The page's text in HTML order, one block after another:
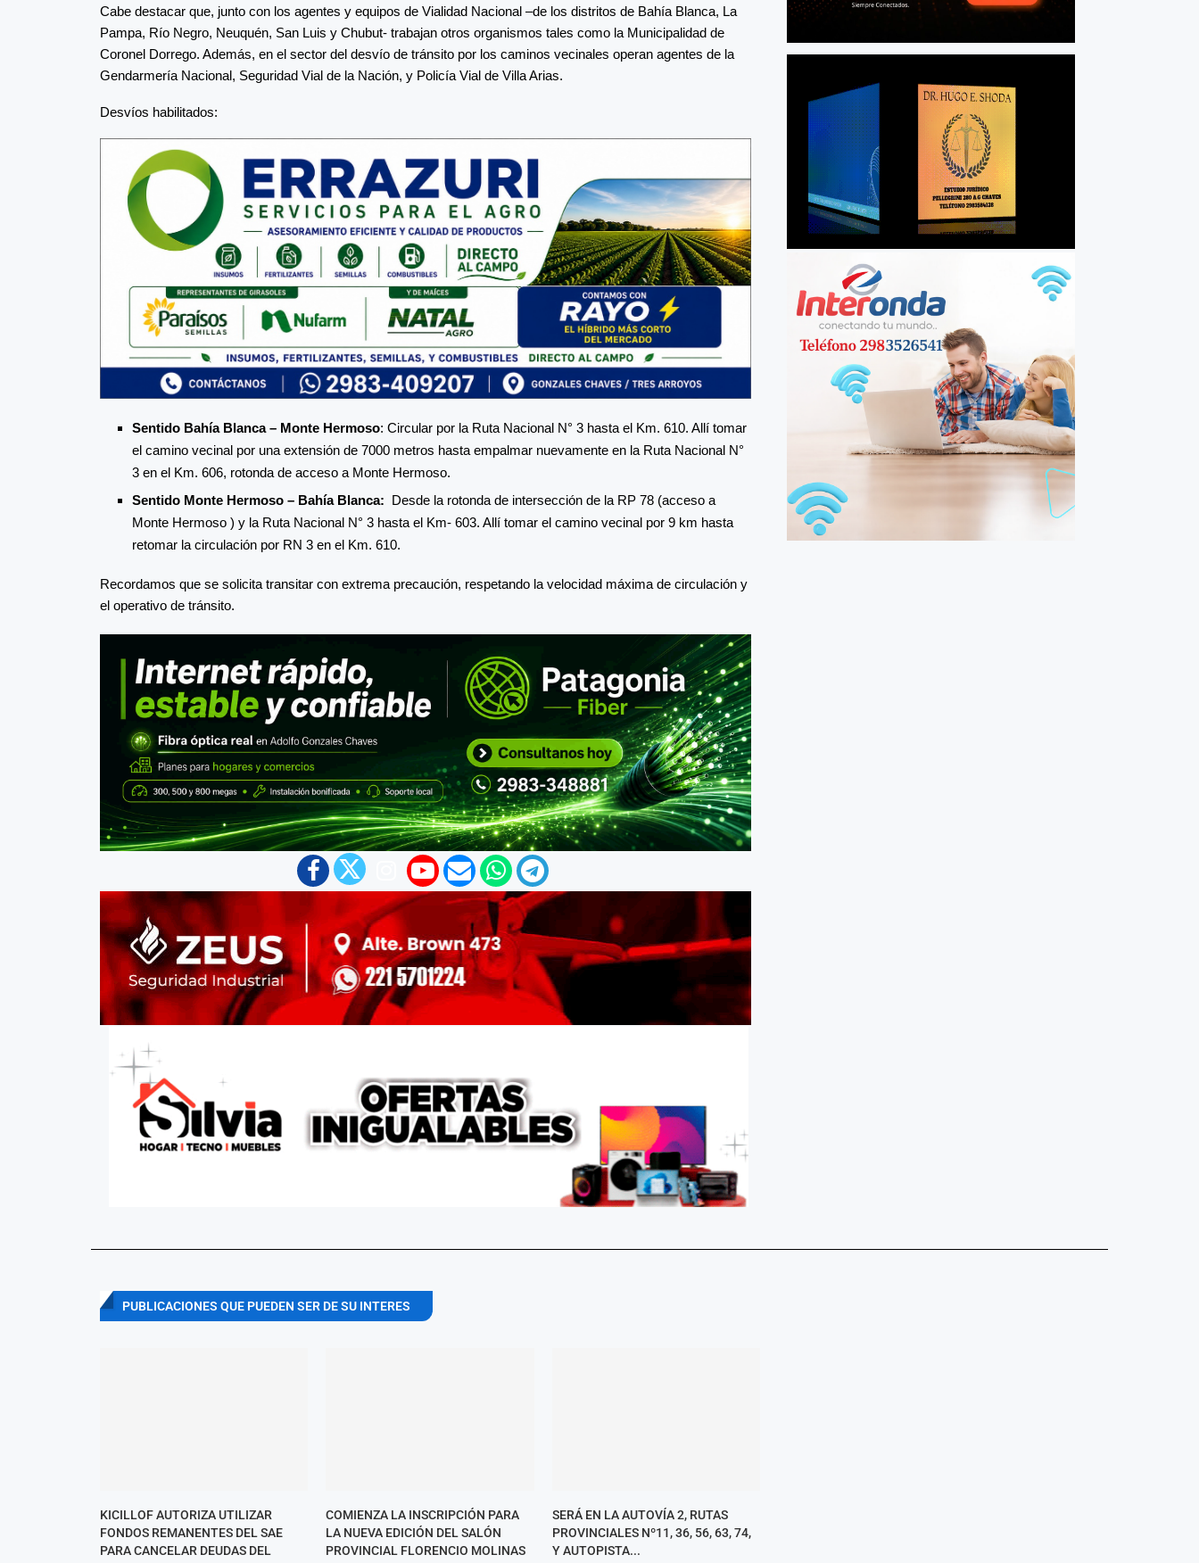
Cabe destacar que, junto con los agentes y equipos de Vialidad Nacional –de los distritos de Bahía Blanca, La
Pampa, Río Negro, Neuquén, San Luis y Chubut- trabajan otros organismos tales como la Municipalidad de
Coronel Dorrego. Además, en el sector del desvío de tránsito por los caminos vecinales operan agentes de la
Gendarmería Nacional, Seguridad Vial de la Nación, y Policía Vial de Villa Arias.
Desvíos habilitados:
Sentido Bahía Blanca – Monte Hermoso: Circular por la Ruta Nacional N° 3 hasta el Km. 610. Allí tomar
el camino vecinal por una extensión de 7000 metros hasta empalmar nuevamente en la Ruta Nacional N°
3 en el Km. 606, rotonda de acceso a Monte Hermoso.
Sentido Monte Hermoso – Bahía Blanca: Desde la rotonda de intersección de la RP 78 (acceso a
Monte Hermoso ) y la Ruta Nacional N° 3 hasta el Km- 603. Allí tomar el camino vecinal por 9 km hasta
retomar la circulación por RN 3 en el Km. 610.
Recordamos que se solicita transitar con extrema precaución, respetando la velocidad máxima de circulación y
el operativo de tránsito.
PUBLICACIONES QUE PUEDEN SER DE SU INTERES
KICILLOF AUTORIZA UTILIZAR
FONDOS REMANENTES DEL SAE
PARA CANCELAR DEUDAS DEL
COMIENZA LA INSCRIPCIÓN PARA
LA NUEVA EDICIÓN DEL SALÓN
PROVINCIAL FLORENCIO MOLINAS
SERÁ EN LA AUTOVÍA 2, RUTAS
PROVINCIALES Nº11, 36, 56, 63, 74,
Y AUTOPISTA...